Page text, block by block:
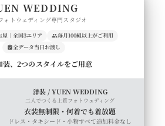
WEDDING
ォトウェディング専門スタジオ
屋｜全国3エリア
毎月100組以上がご利用
全データ当日お渡し
装、2つのスタイルをご用意
洋装 / YUEN WEDDING
二人でつくる上質フォトウェディング
衣装無制限・何着でも着放題
ドレス・タキシード・小物すべて追加料金なし